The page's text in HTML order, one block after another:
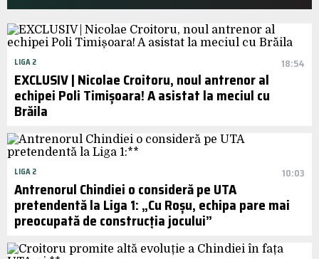
LIGA 2 18:54
EXCLUSIV | Nicolae Croitoru, noul antrenor al
echipei Poli Timișoara! A asistat la meciul cu
Brăila
LIGA 2 10:03
Antrenorul Chindiei o consideră pe UTA
pretendentă la Liga 1: „Cu Roșu, echipa pare mai
preocupată de construcția jocului”